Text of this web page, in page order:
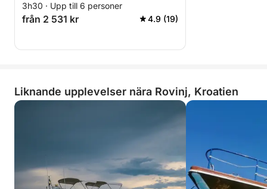
3h30 · Upp till 6 personer
från 2 531 kr 4.9 (19)
Liknande upplevelser nära Rovinj, Kroatien